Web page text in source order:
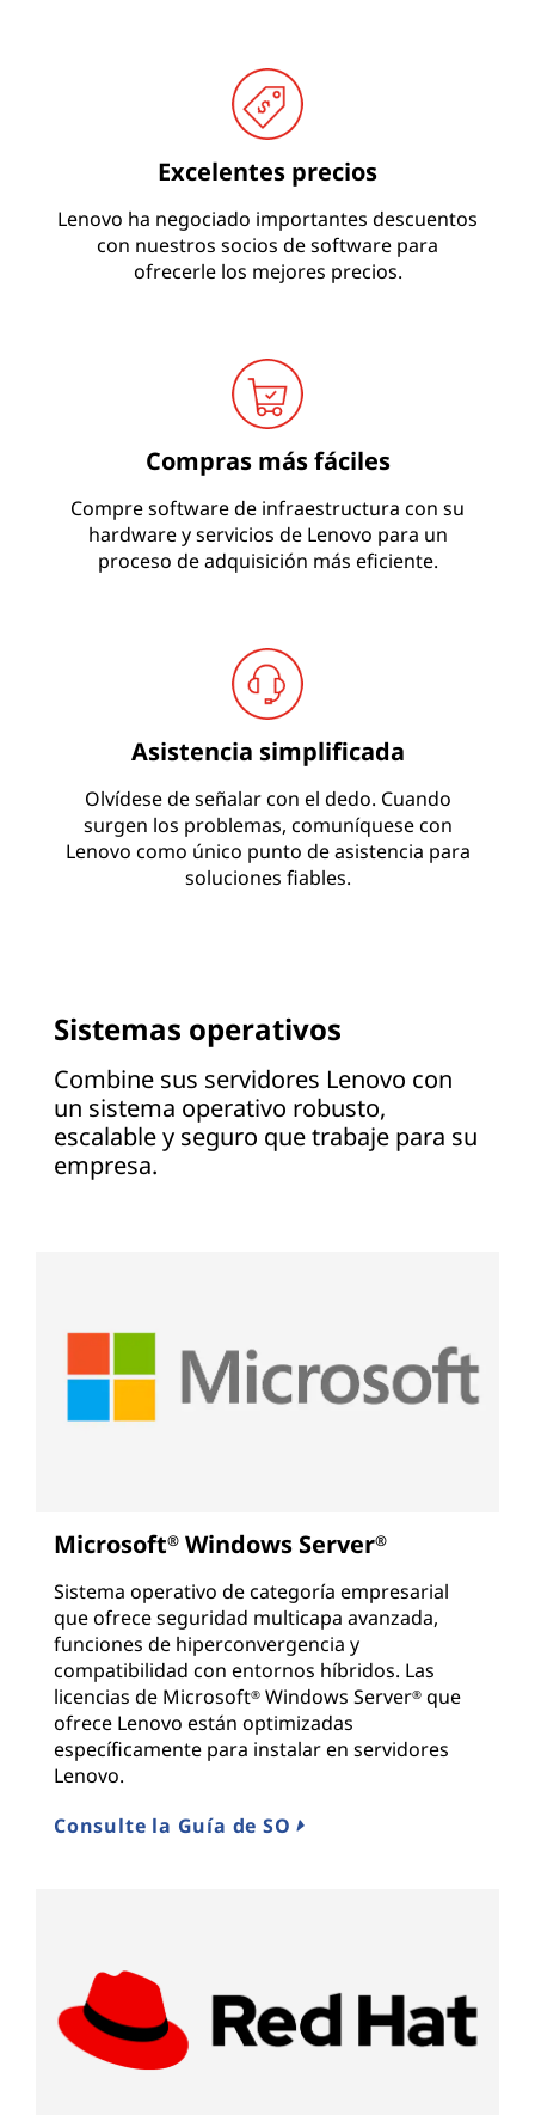
Excelentes precios
Lenovo ha negociado importantes descuentos
con nuestros socios de software para
ofrecerle los mejores precios.
Compras más fáciles
Compre software de infraestructura con su
hardware y servicios de Lenovo para un
proceso de adquisición más eficiente.
Asistencia simplificada
Olvídese de señalar con el dedo. Cuando
surgen los problemas, comuníquese con
Lenovo como único punto de asistencia para
soluciones fiables.
Sistemas operativos
Combine sus servidores Lenovo con
un sistema operativo robusto,
escalable y seguro que trabaje para su
empresa.
Microsoft® Windows Server®
Sistema operativo de categoría empresarial
que ofrece seguridad multicapa avanzada,
funciones de hiperconvergencia y
compatibilidad con entornos híbridos. Las
licencias de Microsoft® Windows Server® que
ofrece Lenovo están optimizadas
específicamente para instalar en servidores
Lenovo.
Consulte la Guía de SO